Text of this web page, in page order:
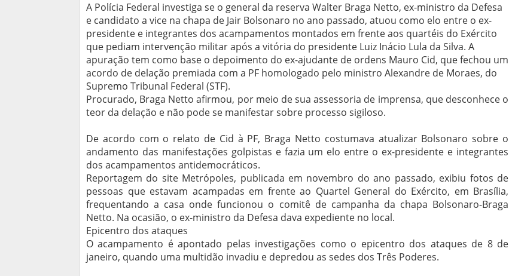
A Polícia Federal investiga se o general da reserva Walter Braga Netto, ex-ministro da Defesa
e candidato a vice na chapa de Jair Bolsonaro no ano passado, atuou como elo entre o ex-
presidente e integrantes dos acampamentos montados em frente aos quartéis do Exército
que pediam intervenção militar após a vitória do presidente Luiz Inácio Lula da Silva. A
apuração tem como base o depoimento do ex-ajudante de ordens Mauro Cid, que fechou um
acordo de delação premiada com a PF homologado pelo ministro Alexandre de Moraes, do
Supremo Tribunal Federal (STF).
Procurado, Braga Netto afirmou, por meio de sua assessoria de imprensa, que desconhece o
teor da delação e não pode se manifestar sobre processo sigiloso.
De acordo com o relato de Cid à PF, Braga Netto costumava atualizar Bolsonaro sobre o
andamento das manifestações golpistas e fazia um elo entre o ex-presidente e integrantes
dos acampamentos antidemocráticos.
Reportagem do site Metrópoles, publicada em novembro do ano passado, exibiu fotos de
pessoas que estavam acampadas em frente ao Quartel General do Exército, em Brasília,
frequentando a casa onde funcionou o comitê de campanha da chapa Bolsonaro-Braga
Netto. Na ocasião, o ex-ministro da Defesa dava expediente no local.
Epicentro dos ataques
O acampamento é apontado pelas investigações como o epicentro dos ataques de 8 de
janeiro, quando uma multidão invadiu e depredou as sedes dos Três Poderes.